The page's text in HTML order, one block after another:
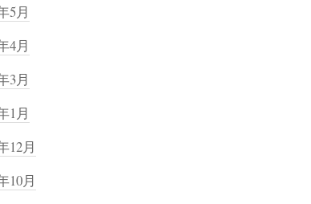
5月
4月
3月
1月
12月
10月